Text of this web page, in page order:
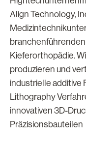
Align Technology,
Kieferorthopädie.
produzieren und
industrielle additive
Lithography
innovativen 3D-
Präzisionsbauteilen